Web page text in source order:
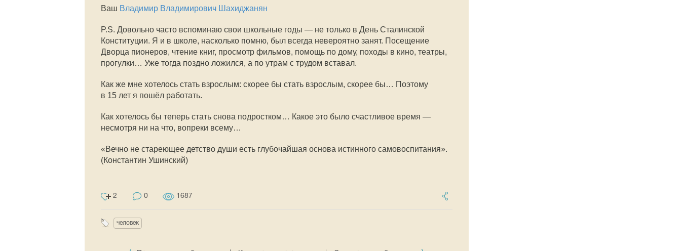
Ваш Владимир Владимирович Шахиджанян
P.S. Довольно часто вспоминаю свои школьные годы — не только в День Сталинской
Конституции. Я и в школе, насколько помню, был всегда невероятно занят. Посещение
Дворца пионеров, чтение книг, просмотр фильмов, помощь по дому, походы в кино, театры,
прогулки… Уже тогда поздно ложился, а по утрам с трудом вставал.
Как же мне хотелось стать взрослым: скорее бы стать взрослым, скорее бы… Поэтому
в 15 лет я пошёл работать.
Как хотелось бы теперь стать снова подростком… Какое это было счастливое время —
несмотря ни на что, вопреки всему…
«Вечно не стареющее детство души есть глубочайшая основа истинного самовоспитания».
(Константин Ушинский)
2 0 1687
человек